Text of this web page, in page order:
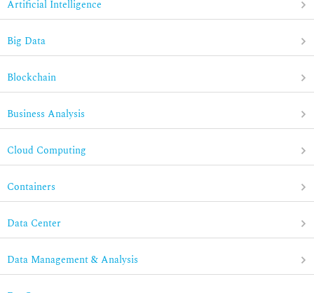
Artificial Intelligence
Big Data
Blockchain
Business Analysis
Cloud Computing
Containers
Data Center
Data Management & Analysis